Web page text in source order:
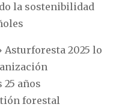
la sostenibilidad
Asturforesta 2025 lo
años
forestal